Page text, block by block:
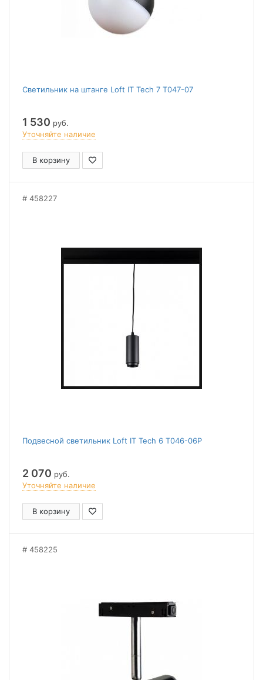
Светильник на штанге Loft IT Tech 7 T047-07
1 530 руб.
Уточняйте наличие
В корзину
458227
Подвесной светильник Loft IT Tech 6 T046-06P
2 070 руб.
Уточняйте наличие
В корзину
458225